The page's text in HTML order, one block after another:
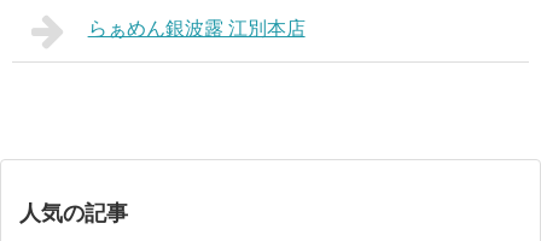
らぁめん銀波露 江別本店
人気の記事